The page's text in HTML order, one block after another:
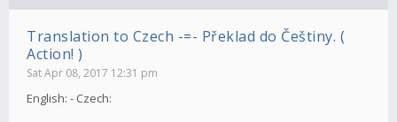
Translation to Czech -=- Překlad do Češtiny. (
Action! )
Sat Apr 08, 2017 12:31 pm
English: - Czech: